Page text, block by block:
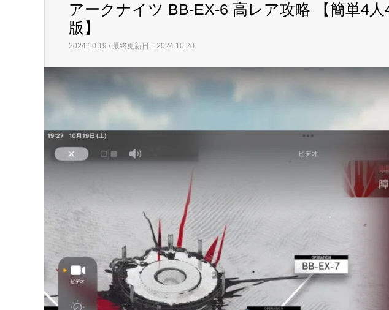
アークナイツ BB-EX-6 高レア攻略 【簡単4
版】
2024.10.19 / 最終更新日：2024.10.20